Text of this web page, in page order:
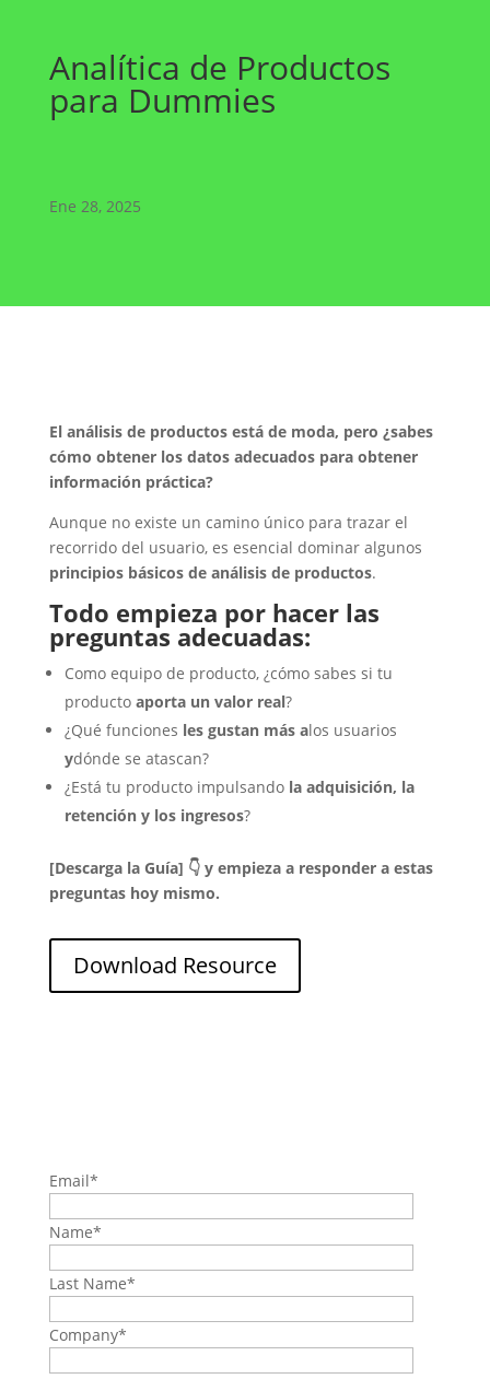
Analítica de Productos
para Dummies
Ene 28, 2025
El análisis de productos está de moda, pero ¿sabes
cómo obtener los datos adecuados para obtener
información práctica?
Aunque no existe un camino único para trazar el
recorrido del usuario, es esencial dominar algunos
principios básicos de análisis de productos.
Todo empieza por hacer las
preguntas adecuadas:
Como equipo de producto, ¿cómo sabes si tu
producto aporta un valor real?
¿Qué funciones les gustan más alos usuarios
ydónde se atascan?
¿Está tu producto impulsando la adquisición, la
retención y los ingresos?
[Descarga la Guía] 👇 y empieza a responder a estas
preguntas hoy mismo.
Download Resource
Email*
Name*
Last Name*
Company*